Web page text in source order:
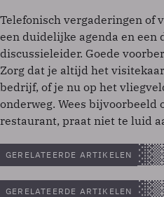
Telefonisch vergaderingen of
een duidelijke agenda en een
discussieleider. Goede
Zorg dat je altijd het
bedrijf, of je nu op het
onderweg. Wees bijvoorbeeld
restaurant, praat niet te luid
GERELATEERDE ARTIKELEN
GERELATEERDE ARTIKELEN